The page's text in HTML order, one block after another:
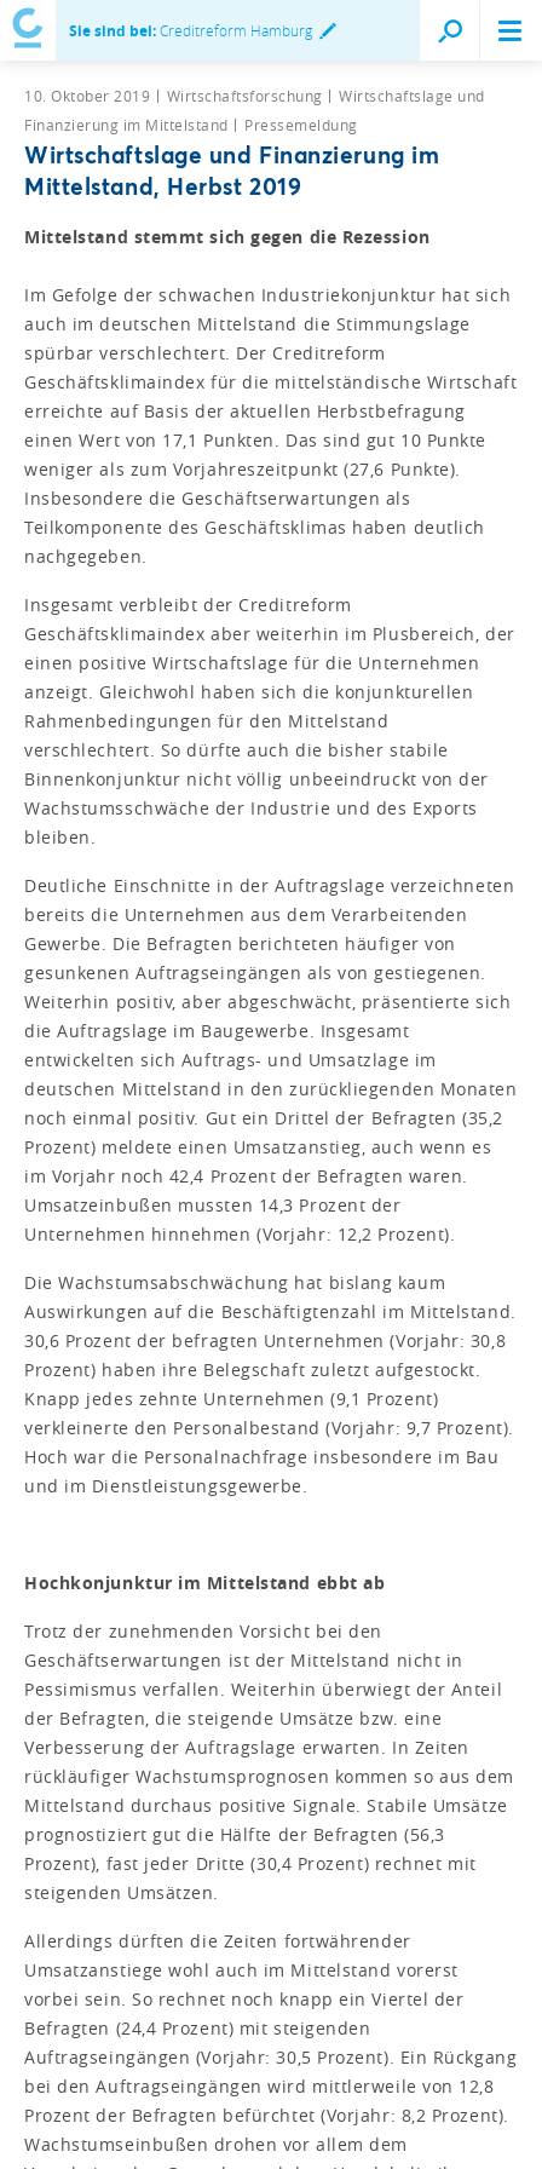
Sie sind bei:Creditreform Hamburg
10. Oktober 2019 Wirtschaftsforschung
Wirtschaftslage und
Finanzierung im Mittelstand
Pressemeldung
Wirtschaftslage und Finanzierung im
Mittelstand, Herbst 2019
Mittelstand stemmt sich gegen die Rezession
Im Gefolge der schwachen Industriekonjunktur hat sich
auch im deutschen Mittelstand die Stimmungslage
spürbar verschlechtert. Der Creditreform
Geschäftsklimaindex für die mittelständische Wirtschaft
erreichte auf Basis der aktuellen Herbstbefragung
einen Wert von 17,1 Punkten. Das sind gut 10 Punkte
weniger als zum Vorjahreszeitpunkt (27,6 Punkte).
Insbesondere die Geschäftserwartungen als
Teilkomponente des Geschäftsklimas haben deutlich
nachgegeben.
Insgesamt verbleibt der Creditreform
Geschäftsklimaindex aber weiterhin im Plusbereich, der
einen positive Wirtschaftslage für die Unternehmen
anzeigt. Gleichwohl haben sich die konjunkturellen
Rahmenbedingungen für den Mittelstand
verschlechtert. So dürfte auch die bisher stabile
Binnenkonjunktur nicht völlig unbeeindruckt von der
Wachstumsschwäche der Industrie und des Exports
bleiben.
Deutliche Einschnitte in der Auftragslage verzeichneten
bereits die Unternehmen aus dem Verarbeitenden
Gewerbe. Die Befragten berichteten häufiger von
gesunkenen Auftragseingängen als von gestiegenen.
Weiterhin positiv, aber abgeschwächt, präsentierte sich
die Auftragslage im Baugewerbe. Insgesamt
entwickelten sich Auftrags- und Umsatzlage im
deutschen Mittelstand in den zurückliegenden Monaten
noch einmal positiv. Gut ein Drittel der Befragten (35,2
Prozent) meldete einen Umsatzanstieg, auch wenn es
im Vorjahr noch 42,4 Prozent der Befragten waren.
Umsatzeinbußen mussten 14,3 Prozent der
Unternehmen hinnehmen (Vorjahr: 12,2 Prozent).
Die Wachstumsabschwächung hat bislang kaum
Auswirkungen auf die Beschäftigtenzahl im Mittelstand.
30,6 Prozent der befragten Unternehmen (Vorjahr: 30,8
Prozent) haben ihre Belegschaft zuletzt aufgestockt.
Knapp jedes zehnte Unternehmen (9,1 Prozent)
verkleinerte den Personalbestand (Vorjahr: 9,7 Prozent).
Hoch war die Personalnachfrage insbesondere im Bau
und im Dienstleistungsgewerbe.
Hochkonjunktur im Mittelstand ebbt ab
Trotz der zunehmenden Vorsicht bei den
Geschäftserwartungen ist der Mittelstand nicht in
Pessimismus verfallen. Weiterhin überwiegt der Anteil
der Befragten, die steigende Umsätze bzw. eine
Verbesserung der Auftragslage erwarten. In Zeiten
rückläufiger Wachstumsprognosen kommen so aus dem
Mittelstand durchaus positive Signale. Stabile Umsätze
prognostiziert gut die Hälfte der Befragten (56,3
Prozent), fast jeder Dritte (30,4 Prozent) rechnet mit
steigenden Umsätzen.
Allerdings dürften die Zeiten fortwährender
Umsatzanstiege wohl auch im Mittelstand vorerst
vorbei sein. So rechnet noch knapp ein Viertel der
Befragten (24,4 Prozent) mit steigenden
Auftragseingängen (Vorjahr: 30,5 Prozent). Ein Rückgang
bei den Auftragseingängen wird mittlerweile von 12,8
Prozent der Befragten befürchtet (Vorjahr: 8,2 Prozent).
Wachstumseinbußen drohen vor allem dem